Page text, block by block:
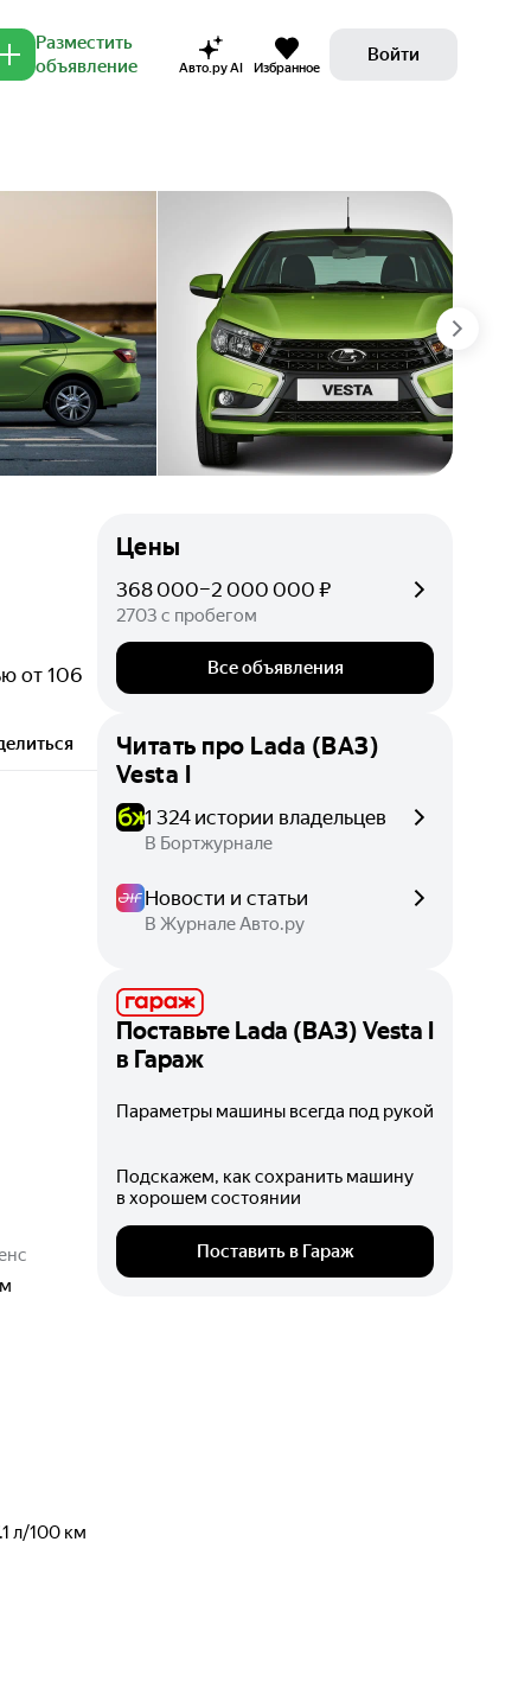
Разместить
объявление
Авто.ру AI Избранное
Войти
от 106
л/100 км
Цены
368 000–2 000 000 ₽
2703 с пробегом
Все объявления
Читать про Lada (ВАЗ)
Vesta I
1 324 истории владельцев
В Бортжурнале
Новости и статьи
В Журнале Авто.ру
Поставьте Lada (ВАЗ) Vesta I
в Гараж
Параметры машины всегда под рукой
Подскажем, как сохранить машину
в хорошем состоянии
Поставить в Гараж